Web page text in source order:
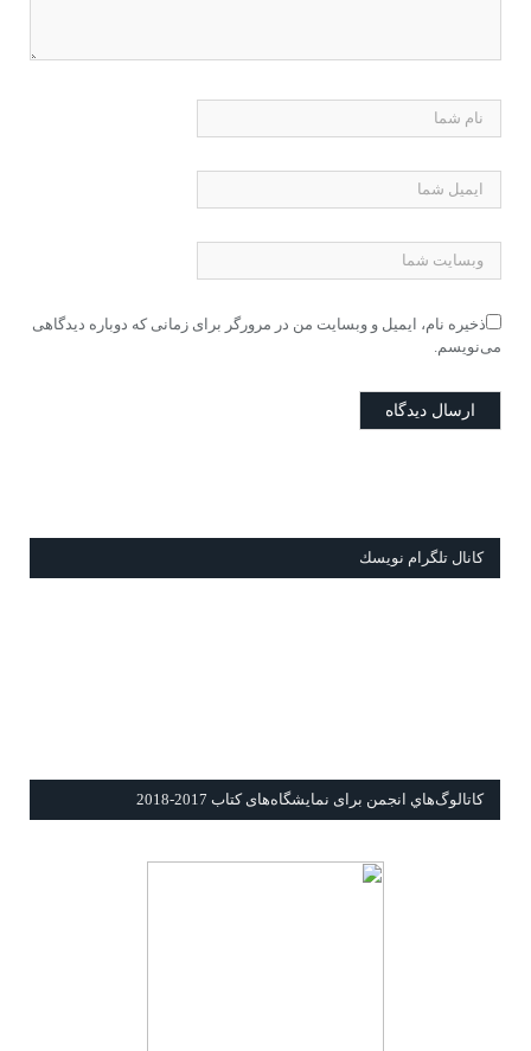
ذخیره نام، ایمیل و وبسایت من در مرورگر برای زمانی که دوباره دیدگاهی
می‌نویسم.
كانال تلگرام نويسك
كاتالوگ‌هاي انجمن برای نمايشگاه‌های كتاب 2017-2018